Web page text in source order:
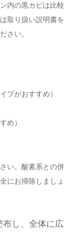
内の黒カビは比較
取り扱い説明書を
さい。
プがおすすめ）
め）
い。酸素系との併
にお掃除しましょ
し、全体に広